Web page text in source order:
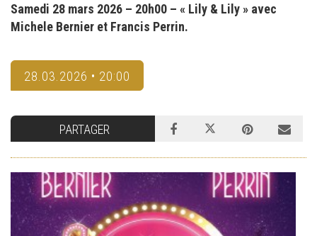
Samedi 28 mars 2026 – 20h00 – « Lily & Lily » avec
Michele Bernier et Francis Perrin.
28.03.2026 • 20:00
PARTAGER